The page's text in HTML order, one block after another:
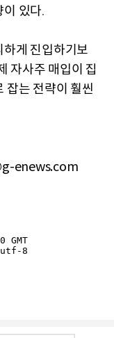
이 있다.
하게 진입하기보
자사주 매입이 집
잡는 전략이 훨씬
enews.com